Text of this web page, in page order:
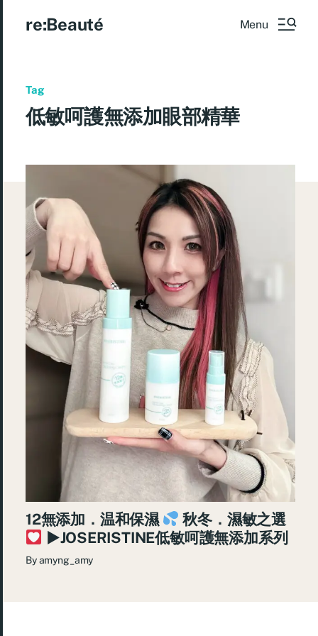
re:Beauté Menu
Tag
低敏呵護無添加眼部精華
12無添加．温和保濕
秋冬．濕敏之選
►JOSERISTINE低敏呵護無添加系列
Byamyng_amy